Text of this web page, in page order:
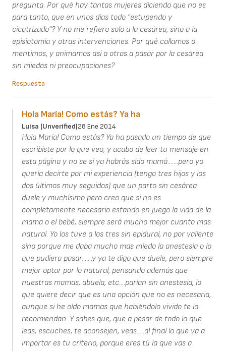
pregunta. Por qué hay tantas mujeres diciendo que no es
para tanto, que en unos días todo "estupendo y
cicatrizado"? Y no me refiero solo a la cesárea, sino a la
episiotomía y otras intervenciones. Por qué callamos o
mentimos, y animamos así a otras a pasar por la cesárea
sin miedos ni preocupaciones?
Respuesta
Hola María! Como estás? Ya ha
Luisa (unverified)28 Ene 2014
Hola María! Como estás? Ya ha pasado un tiempo de que
escribiste por lo que veo, y acabo de leer tu mensaje en
esta página y no se si ya habrás sido mamá.......pero yo
quería decirte por mi experiencia (tengo tres hijos y los
dos últimos muy seguidos) que un parto sin cesárea
duele y muchísimo pero creo que si no es
completamente necesario estando en juego la vida de la
mama o el bebé, siempre será mucho mejor cuanto mas
natural. Yo los tuve a los tres sin epidural, no por valiente
sino porque me daba mucho mas miedo la anestesia o lo
que pudiera pasar.......y ya te digo que duele, pero siempre
mejor optar por lo natural, pensando además que
nuestras mamas, abuela, etc....parían sin anestesia, lo
que quiere decir que es una opción que no es necesaria,
aunque si he oído mamas que habiéndolo vivido te lo
recomiendan. Y sabes que, que a pesar de todo lo que
leas, escuches, te aconsejen, veas.....al final lo que va a
importar es tu criterio, porque eres tú la que vas a